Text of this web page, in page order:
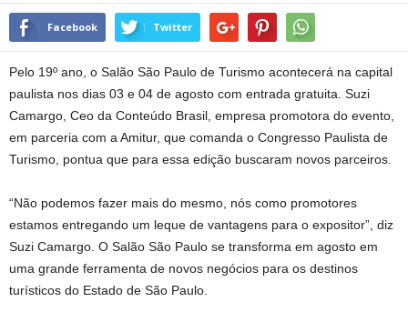
Facebook Twitter
Pelo 19º ano, o Salão São Paulo de Turismo acontecerá na capital
paulista nos dias 03 e 04 de agosto com entrada gratuita. Suzi
Camargo, Ceo da Conteúdo Brasil, empresa promotora do evento,
em parceria com a Amitur, que comanda o Congresso Paulista de
Turismo, pontua que para essa edição buscaram novos parceiros.
“Não podemos fazer mais do mesmo, nós como promotores
estamos entregando um leque de vantagens para o expositor”, diz
Suzi Camargo. O Salão São Paulo se transforma em agosto em
uma grande ferramenta de novos negócios para os destinos
turísticos do Estado de São Paulo.